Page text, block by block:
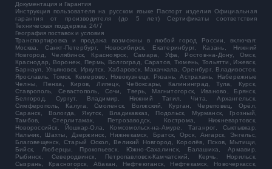
Документация и Гарантия
Инструкция пользователя на русском языке Паспорт изделия Официальная
гарантия от производителя (до 5 лет) Сертификаты соответствия
Техническая поддержка 24/7
География поставок и условия
Транспортировка и продажа возможны в любой город России, включая:
Москва, Санкт-Петербург, Новосибирск, Екатеринбург, Казань, Нижний
Новгород, Челябинск, Красноярск, Самара, Уфа, Ростов-на-Дону, Омск,
Краснодар, Воронеж, Пермь, Волгоград, Саратов, Тюмень, Тольятти, Ижевск,
Барнаул, Ульяновск, Иркутск, Хабаровск, Махачкала, Оренбург, Владивосток,
Ярославль, Томск, Кемерово, Новокузнецк, Рязань, Астрахань, Набережные
Челны, Пенза, Киров, Липецк, Чебоксары, Калининград, Тула, Курск,
Ставрополь, Севастополь, Сочи, Тверь, Магнитогорск, Иваново, Брянск,
Белгород, Сургут, Владимир, Нижний Тагил, Чита, Архангельск,
Симферополь, Калуга, Смоленск, Волжский, Курган, Череповец, Орёл,
Саранск, Вологда, Якутск, Владикавказ, Подольск, Мурманск, Грозный,
Тамбов, Стерлитамак, Петрозаводск, Кострома, Нижневартовск,
Новороссийск, Йошкар-Ола, Комсомольск-на-Амуре, Таганрог, Сыктывкар,
Нальчик, Шахты, Дзержинск, Нижнекамск, Братск, Орск, Ангарск, Энгельс,
Благовещенск, Старый Оскол, Великий Новгород, Королёв, Псков, Мытищи,
Бийск, Люберцы, Прокопьевск, Южно-Сахалинск, Балашиха, Армавир,
Рыбинск, Северодвинск, Петропавловск-Камчатский, Керчь, Норильск,
Сызрань, Красногорск, Абакан, Нефтеюганск, Нефтекамск, Новочеркасск,